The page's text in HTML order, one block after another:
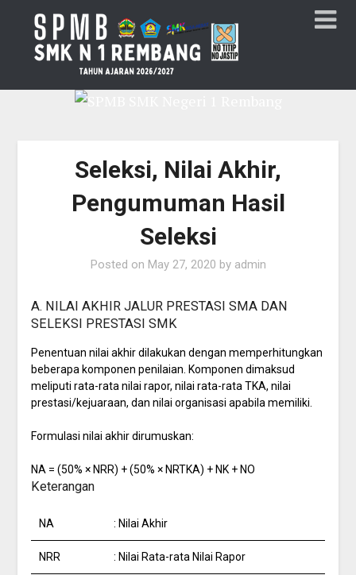
Seleksi, Nilai Akhir,
Pengumuman Hasil
Seleksi
Posted on May 27, 2020 by admin
A. NILAI AKHIR JALUR PRESTASI SMA DAN
SELEKSI PRESTASI SMK
Penentuan nilai akhir dilakukan dengan memperhitungkan
beberapa komponen penilaian. Komponen dimaksud
meliputi rata-rata nilai rapor, nilai rata-rata TKA, nilai
prestasi/kejuaraan, dan nilai organisasi apabila memiliki.
Formulasi nilai akhir dirumuskan:
NA = (50% × NRR) + (50% × NRTKA) + NK + NO
Keterangan
NA : Nilai Akhir
NRR : Nilai Rata-rata Nilai Rapor